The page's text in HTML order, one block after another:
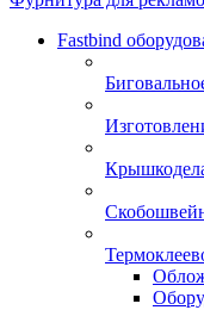
Fastbind